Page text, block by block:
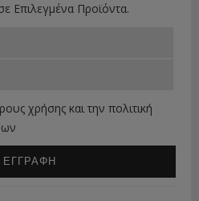
Επιλεγμένα Προϊόντα.
χρήσης και την πολιτική
ΕΓΓΡΑΦΗ